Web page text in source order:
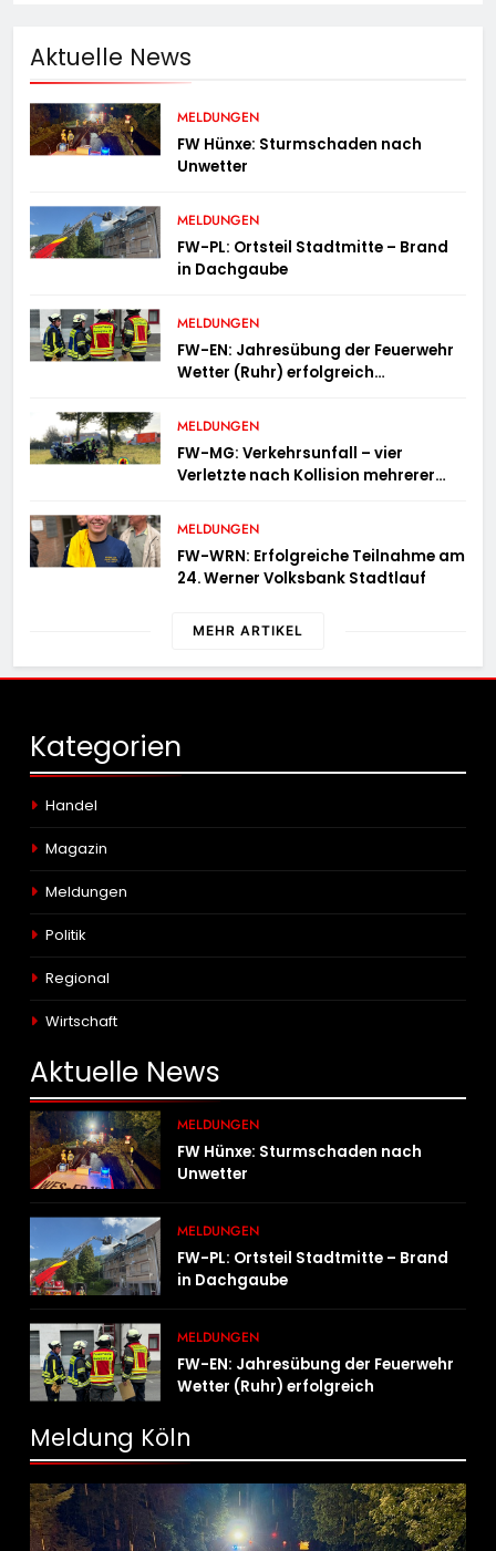
Aktuelle News
MELDUNGEN
FW Hünxe: Sturmschaden nach
Unwetter
MELDUNGEN
FW-PL: Ortsteil Stadtmitte – Brand
in Dachgaube
MELDUNGEN
FW-EN: Jahresübung der Feuerwehr
Wetter (Ruhr) erfolgreich
MELDUNGEN
FW-MG: Verkehrsunfall – vier
Verletzte nach Kollision mehrerer
MELDUNGEN
FW-WRN: Erfolgreiche Teilnahme am
24. Werner Volksbank Stadtlauf
MEHR ARTIKEL
Kategorien
Handel
Magazin
Meldungen
Politik
Regional
Wirtschaft
Aktuelle News
MELDUNGEN
FW Hünxe: Sturmschaden nach
Unwetter
MELDUNGEN
FW-PL: Ortsteil Stadtmitte – Brand
in Dachgaube
MELDUNGEN
FW-EN: Jahresübung der Feuerwehr
Wetter (Ruhr) erfolgreich
Meldung Köln